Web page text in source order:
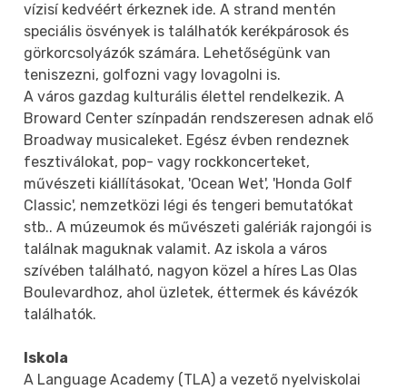
vízisí kedvéért érkeznek ide. A strand mentén
speciális ösvények is találhatók kerékpárosok és
görkorcsolyázók számára. Lehetőségünk van
teniszezni, golfozni vagy lovagolni is.
A város gazdag kulturális élettel rendelkezik. A
Broward Center színpadán rendszeresen adnak elő
Broadway musicaleket. Egész évben rendeznek
fesztiválokat, pop- vagy rockkoncerteket,
művészeti kiállításokat, 'Ocean Wet', 'Honda Golf
Classic', nemzetközi légi és tengeri bemutatókat
stb.. A múzeumok és művészeti galériák rajongói is
találnak maguknak valamit. Az iskola a város
szívében található, nagyon közel a híres Las Olas
Boulevardhoz, ahol üzletek, éttermek és kávézók
találhatók.
Iskola
A Language Academy (TLA) a vezető nyelviskolai